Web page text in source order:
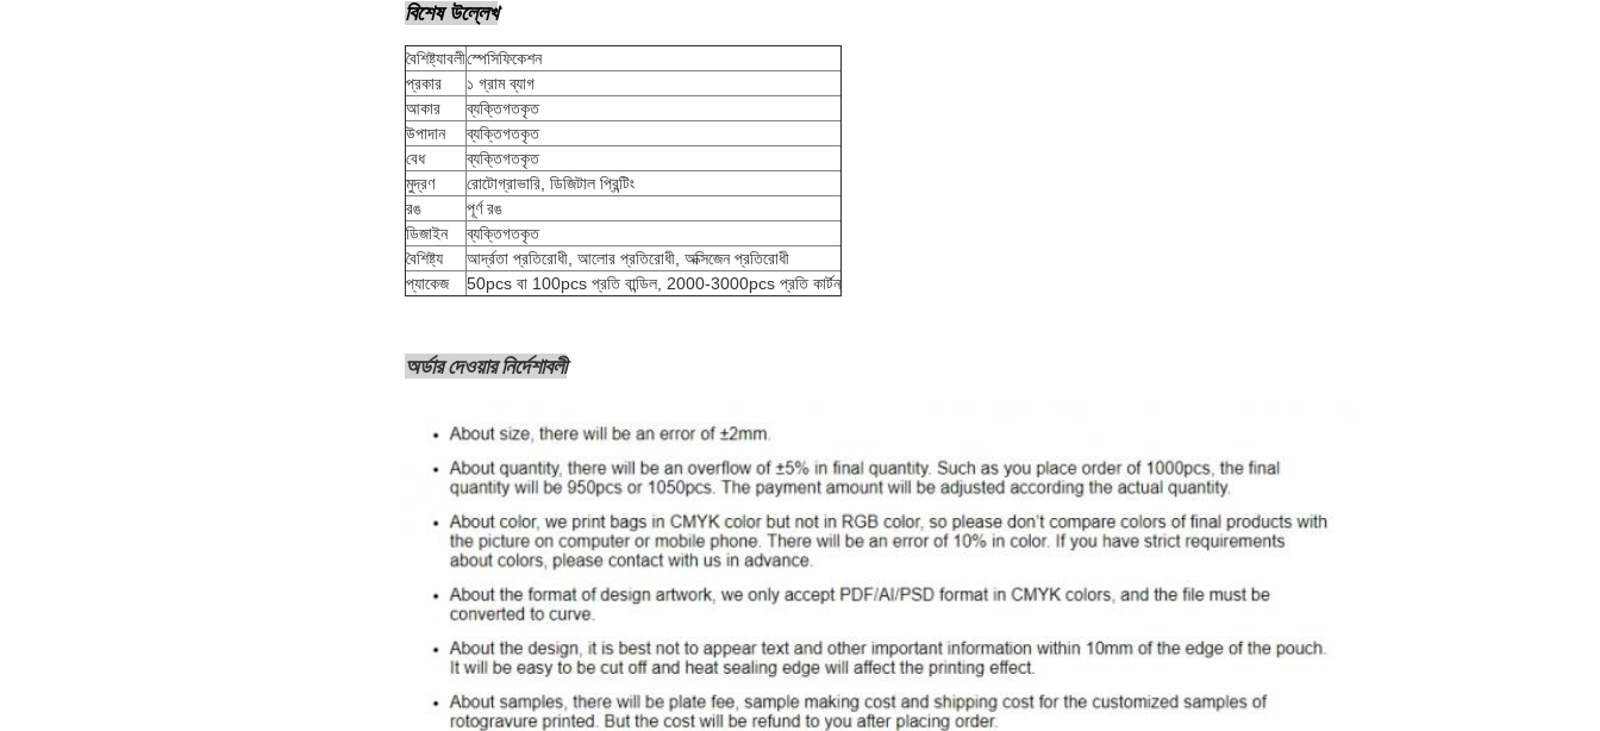
বিশেষ উল্লেখ
বৈশিষ্ট্যাবলীস্পেসিফিকেশন
প্রকার
১ গ্রাম ব্যাগ
আকার
ব্যক্তিগতকৃত
উপাদান
ব্যক্তিগতকৃত
বেধ
ব্যক্তিগতকৃত
মুদ্রণ
রোটোগ্রাভারি, ডিজিটাল প্রিন্টিং
রঙ
পূর্ণ রঙ
ডিজাইন
ব্যক্তিগতকৃত
বৈশিষ্ট্য
আর্দ্রতা প্রতিরোধী, আলোর প্রতিরোধী, অক্সিজেন প্রতিরোধী
প্যাকেজ
50pcs বা 100pcs প্রতি বান্ডিল, 2000-3000pcs প্রতি কার্টন
অর্ডার দেওয়ার নির্দেশাবলী